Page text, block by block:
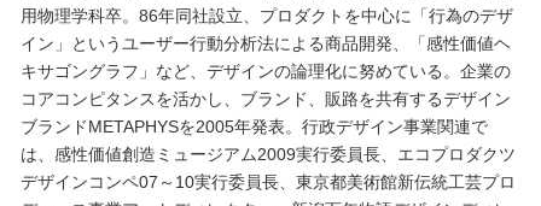
用物理学科卒。86年同社設立、プロダクトを中心に「行為のデザ
イン」というユーザー行動分析法による商品開発、「感性価値ヘ
キサゴングラフ」など、デザインの論理化に努めている。企業の
コアコンピタンスを活かし、ブランド、販路を共有するデザイン
ブランドMETAPHYSを2005年発表。行政デザイン事業関連で
は、感性価値創造ミュージアム2009実行委員長、エコプロダクツ
デザインコンペ07～10実行委員長、東京都美術館新伝統工芸プロ